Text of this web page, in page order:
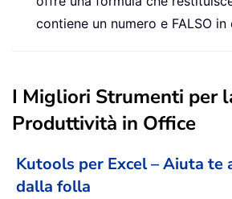
contiene un numero e FALSO
I Migliori Strumenti per
Produttività in Office
Kutools per Excel – Aiuta te
dalla folla